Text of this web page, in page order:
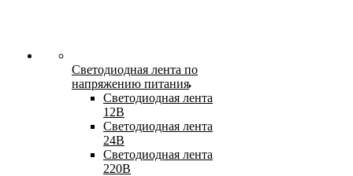
Светодиодная лента по
напряжению питания
Светодиодная лента
12В
Светодиодная лента
24В
Светодиодная лента
220В